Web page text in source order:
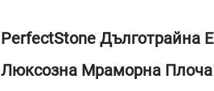
PerfectStone Дълготрайна
Люксозна Мраморна Плоча